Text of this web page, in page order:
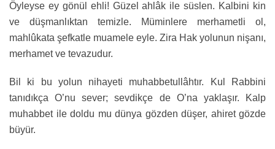
Öyleyse ey gönül ehli! Güzel ahlâk ile süslen. Kalbini kin
ve düşmanlıktan temizle. Müminlere merhametli ol,
mahlûkata şefkatle muamele eyle. Zira Hak yolunun nişanı,
merhamet ve tevazudur.
Bil ki bu yolun nihayeti muhabbetullâhtır. Kul Rabbini
tanıdıkça O’nu sever; sevdikçe de O’na yaklaşır. Kalp
muhabbet ile doldu mu dünya gözden düşer, ahiret gözde
büyür.